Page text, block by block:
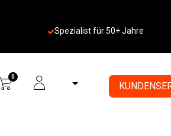
Spezialist für 50+ Jahre
0